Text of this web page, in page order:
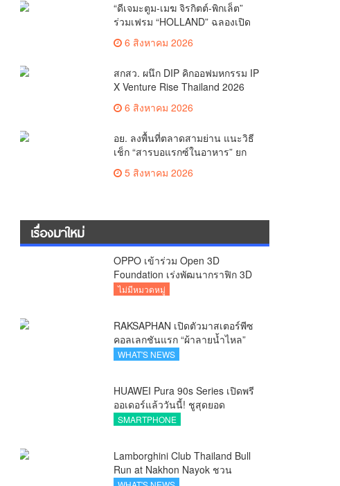
“ดีเจมะตูม-เมฆ จิรกิตต์-พิกเล็ต”
ร่วมเฟรม “HOLLAND” ฉลองเปิด
ตัว SELBAN แบรนด์แฟชั่น
ครีเอทีฟ เชื่อมคัลเจอร์ไทย-เกาหลี
6 สิงหาคม 2026
สกสว. ผนึก DIP คิกออฟมหกรรม IP
X Venture Rise Thailand 2026
สร้างระบบนิเวศเชื่อมทรัพย์สินทาง
ปัญญาผ่านกองทุน ววน. เพิ่มคุณค่า
งานวิจัยไทย
6 สิงหาคม 2026
อย. ลงพื้นที่ตลาดสามย่าน แนะวิธี
เช็ก “สารบอแรกซ์ในอาหาร” ยก
ระดับตลาดสดปลอดภัยเพื่อผู้
บริโภค
5 สิงหาคม 2026
เรื่องมาใหม่
OPPO เข้าร่วม Open 3D
Foundation เร่งพัฒนากราฟิก 3D
บนอุปกรณ์มือถือ
ไม่มีหมวดหมู่
RAKSAPHAN เปิดตัวมาสเตอร์พีซ
คอลเลกชันแรก “ผ้าลายน้ำไหล”
ยกระดับภูมิปัญญาท้องถิ่นสู่งาน
WHAT'S NEWS
HUAWEI Pura 90s Series เปิดพรี
ออเดอร์แล้ววันนี้! ชูสุดยอด
นวัตกรรมกล้อง พร้อม AI อัจฉริยะ
SMARTPHONE
Lamborghini Club Thailand Bull
Run at Nakhon Nayok ชวน
คาราวานกระทิงดุ สัมผัสธรรมชาติ